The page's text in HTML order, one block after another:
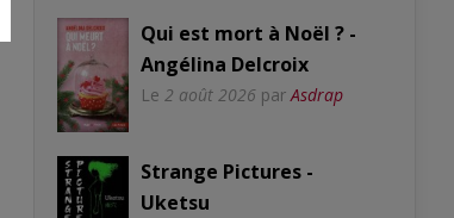
Qui est mort à Noël ? -
Angélina Delcroix
Le 2 août 2026 par Asdrap
Strange Pictures -
Uketsu